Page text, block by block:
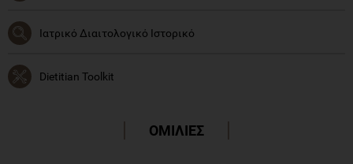
Ιατρικό Διαιτολογικό Ιστορικό
Dietitian Toolkit
ΟΜΙΛΙΕΣ